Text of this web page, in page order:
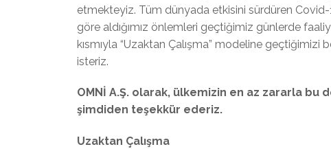
etmekteyiz. Tüm dünyada etkisini sürdüren Covid-
göre aldığımız önlemleri geçtiğimiz günlerde
kısmıyla “Uzaktan Çalışma” modeline
isteriz.
OMNİ A.Ş. olarak, ülkemizin en az zararla bu
şimdiden teşekkür ederiz.
Uzaktan Çalışma